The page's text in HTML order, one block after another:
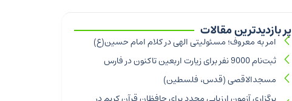
پر بازدیدترین مقالات
امر به معروف؛ مسئولیتی الهی در کلام امام حسین(ع)
ثبت‌نام 9000 نفر برای زیارت اربعین تاکنون در فارس
مسجدالاقصی (قدس، فلسطین)